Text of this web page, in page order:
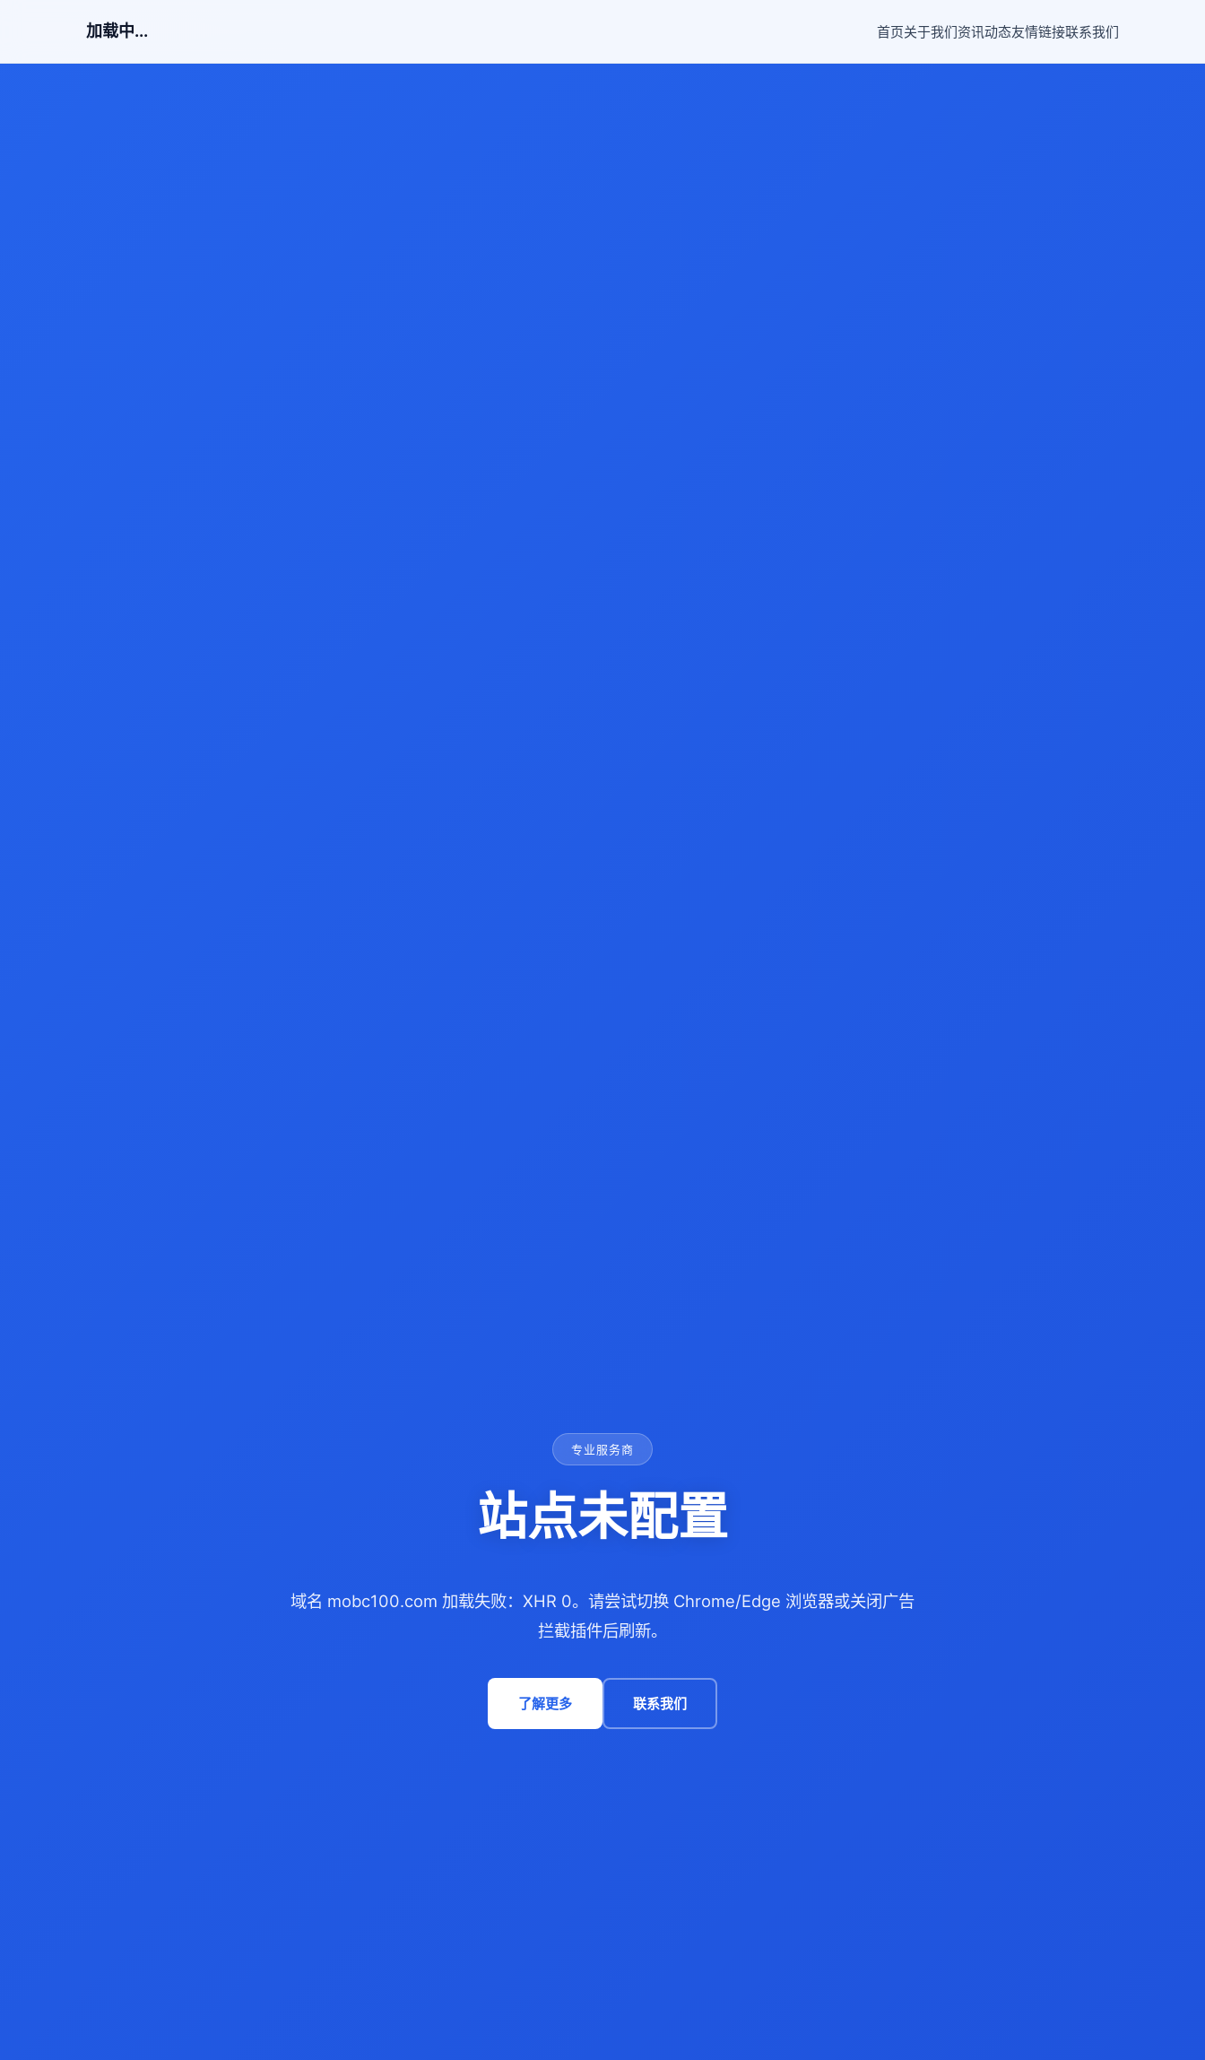
加载中... 首页关于我们资讯动态友情链接联系我们
专业服务商
站点未配置
域名 mobc100.com 加载失败：XHR 0。请尝试切换 Chrome/Edge 浏览器或关闭广告
拦截插件后刷新。
了解更多 联系我们